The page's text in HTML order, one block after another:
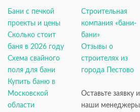
Бани с печкой
проекты и цены
Сколько стоит
баня в 2026 году
Схема свайного
поля для бани
Купить баню в
Московской
области
Строительная
компания «бани-
бани»
Отзывы о
строителях из
города Пестово
Оставьте заявку и
наши менеджеры